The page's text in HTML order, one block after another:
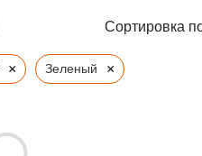
Сортировка
× Зеленый ×